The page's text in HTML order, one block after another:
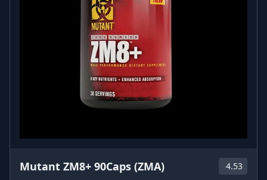
Mutant ZM8+ 90Caps (ZMA) 4.53